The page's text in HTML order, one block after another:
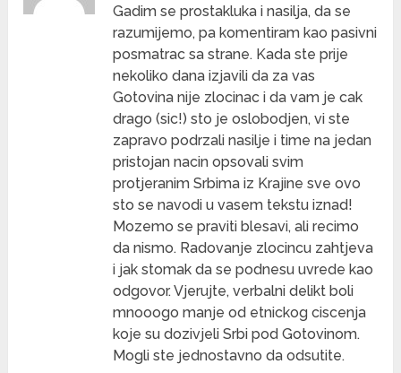
Gadim se prostakluka i nasilja, da se
razumijemo, pa komentiram kao pasivni
posmatrac sa strane. Kada ste prije
nekoliko dana izjavili da za vas
Gotovina nije zlocinac i da vam je cak
drago (sic!) sto je oslobodjen, vi ste
zapravo podrzali nasilje i time na jedan
pristojan nacin opsovali svim
protjeranim Srbima iz Krajine sve ovo
sto se navodi u vasem tekstu iznad!
Mozemo se praviti blesavi, ali recimo
da nismo. Radovanje zlocincu zahtjeva
i jak stomak da se podnesu uvrede kao
odgovor. Vjerujte, verbalni delikt boli
mnooogo manje od etnickog ciscenja
koje su dozivjeli Srbi pod Gotovinom.
Mogli ste jednostavno da odsutite.